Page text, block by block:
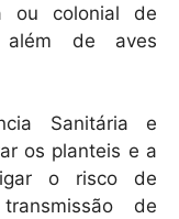
ou colonial de
além de aves
Sanitária e
os planteis e a
o risco de
de